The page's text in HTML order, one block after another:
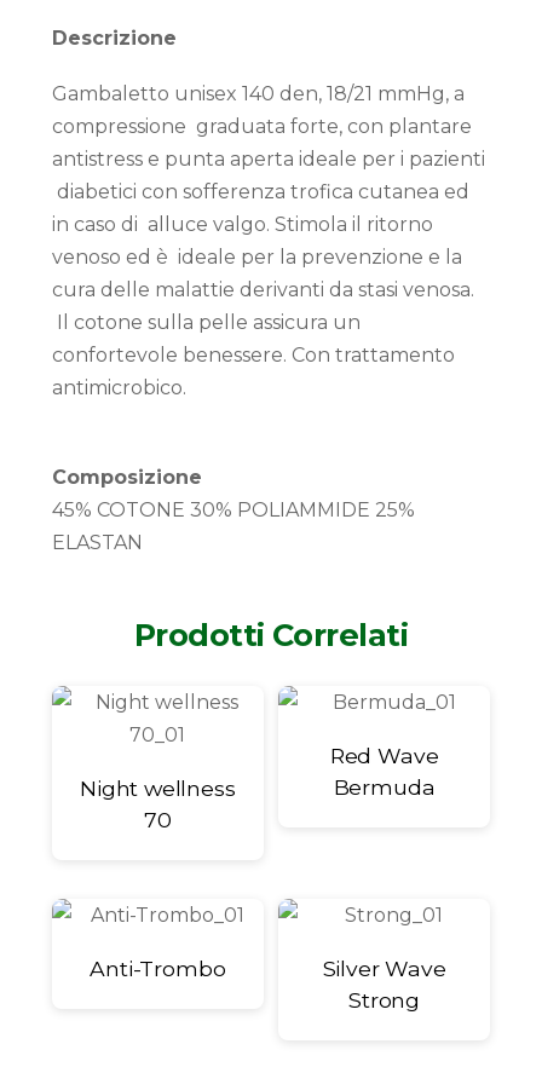
Descrizione
Gambaletto unisex 140 den, 18/21 mmHg, a
compressione graduata forte, con plantare
antistress e punta aperta ideale per i pazienti
diabetici con sofferenza trofica cutanea ed
in caso di alluce valgo. Stimola il ritorno
venoso ed è ideale per la prevenzione e la
cura delle malattie derivanti da stasi venosa.
Il cotone sulla pelle assicura un
confortevole benessere. Con trattamento
antimicrobico.
Composizione
45% COTONE 30% POLIAMMIDE 25%
ELASTAN
Prodotti Correlati
Night wellness
70
Red Wave
Bermuda
Anti-Trombo
Silver Wave
Strong